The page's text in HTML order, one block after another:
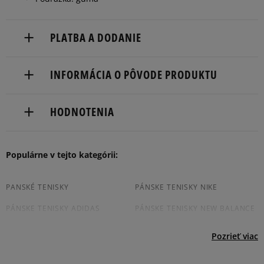
PLATBA A DODANIE
Dostupné spôsoby doručenia:
boxy: Z-BOX),
slovenská pošta - na adresu,
Dostupné spôsoby platby:
prevod,
INFORMÁCIA O PÔVODE PRODUKTU
31-37, boulevard de Montmorency
(+44) 01 96 23 12 803
HODNOTENIA
Produkt nemá žiadne recenzie
Populárne v tejto kategórii:
PANSKÉ TENISKY PÁNSKE TENISKY NIKE
PÁNSKE TENISKY ADIDAS PÁNSKE TENISKY NEW BALANCE
Pozrieť viac